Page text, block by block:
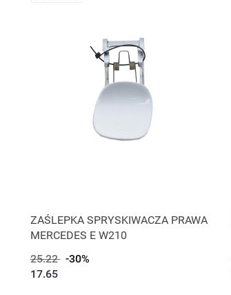
ZAŚLEPKA SPRYSKIWACZA PRAWA
MERCEDES E W210
25.22
-30%
17.65